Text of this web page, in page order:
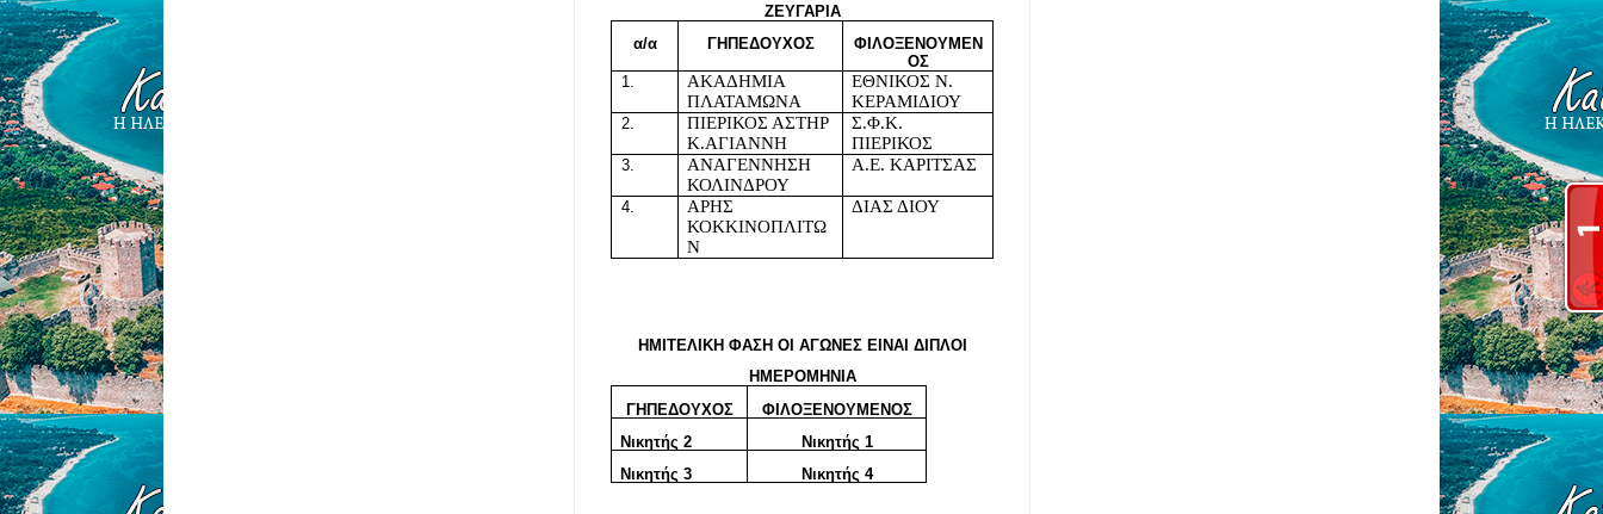
ΖΕΥΓΑΡΙΑ
α/α
ΓΗΠΕΔΟΥΧΟΣ
ΦΙΛΟΞΕΝΟΥΜΕΝ
ΟΣ
ΑΚΑΔΗΜΙΑ
ΠΛΑΤΑΜΩΝΑ
ΕΘΝΙΚΟΣ Ν.
ΚΕΡΑΜΙΔΙΟΥ
ΠΙΕΡΙΚΟΣ ΑΣΤΗΡ
Κ.ΑΓΙΑΝΝΗ
Σ.Φ.Κ.
ΠΙΕΡΙΚΟΣ
ΑΝΑΓΕΝΝΗΣΗ
ΚΟΛΙΝΔΡΟΥ
Α.Ε. ΚΑΡΙΤΣΑΣ
ΑΡΗΣ
ΚΟΚΚΙΝΟΠΛΙΤΩ
Ν
ΔΙΑΣ ΔΙΟΥ
ΗΜΙΤΕΛΙΚΗ ΦΑΣΗ ΟΙ ΑΓΩΝΕΣ ΕΙΝΑΙ ΔΙΠΛΟΙ
ΗΜΕΡΟΜΗΝΙΑ
ΓΗΠΕΔΟΥΧΟΣ
ΦΙΛΟΞΕΝΟΥΜΕΝΟΣ
Νικητής 2
Νικητής 1
Νικητής 3
Νικητής 4